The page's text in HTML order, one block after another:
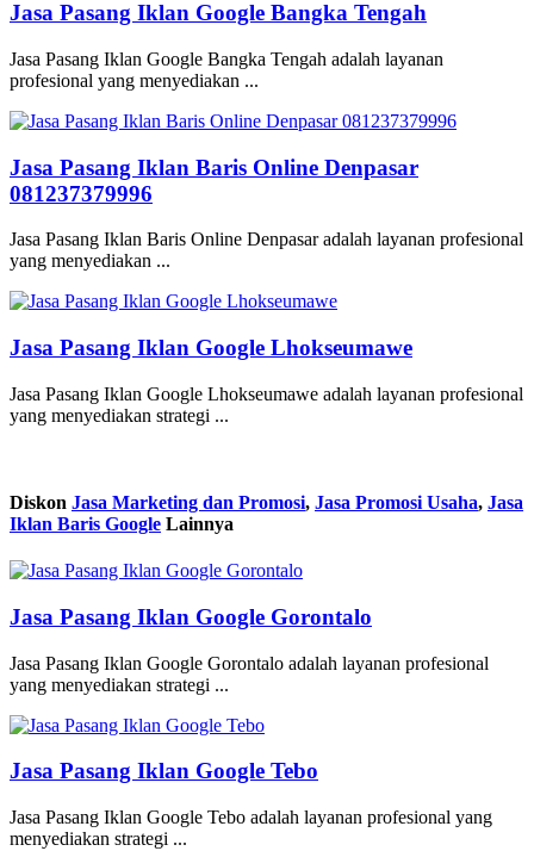
Jasa Pasang Iklan Google Bangka Tengah
Jasa Pasang Iklan Google Bangka Tengah adalah layanan
profesional yang menyediakan ...
Jasa Pasang Iklan Baris Online Denpasar
081237379996
Jasa Pasang Iklan Baris Online Denpasar adalah layanan profesional
yang menyediakan ...
Jasa Pasang Iklan Google Lhokseumawe
Jasa Pasang Iklan Google Lhokseumawe adalah layanan profesional
yang menyediakan strategi ...
Diskon Jasa Marketing dan Promosi, Jasa Promosi Usaha, Jasa
Iklan Baris Google Lainnya
Jasa Pasang Iklan Google Gorontalo
Jasa Pasang Iklan Google Gorontalo adalah layanan profesional
yang menyediakan strategi ...
Jasa Pasang Iklan Google Tebo
Jasa Pasang Iklan Google Tebo adalah layanan profesional yang
menyediakan strategi ...